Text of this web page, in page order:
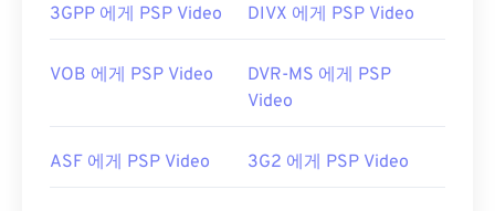
트리밍 대신 로컬에서 파일을 재생하는 데 사용됩니
개발자: RealNetworks
유용한 링크:
3GPP 에게 PSP Video DIVX 에게 PSP Video
VOB 에게 PSP Video
DVR-MS 에게 PSP
Video
ASF 에게 PSP Video 3G2 에게 PSP Video